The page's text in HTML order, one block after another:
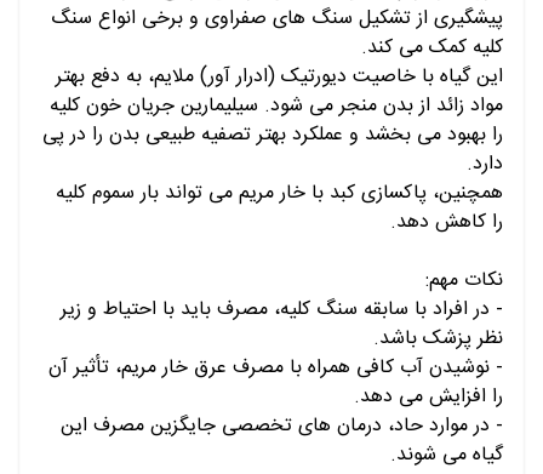
پیشگیری از تشکیل سنگ های صفراوی و برخی انواع سنگ
کلیه کمک می کند.
این گیاه با خاصیت دیورتیک (ادرار آور) ملایم، به دفع بهتر
مواد زائد از بدن منجر می شود. سیلیمارین جریان خون کلیه
را بهبود می بخشد و عملکرد بهتر تصفیه طبیعی بدن را در پی
دارد.
همچنین، پاکسازی کبد با خار مریم می تواند بار سموم کلیه
را کاهش دهد.
نکات مهم:
- در افراد با سابقه سنگ کلیه، مصرف باید با احتیاط و زیر
نظر پزشک باشد.
- نوشیدن آب کافی همراه با مصرف عرق خار مریم، تأثیر آن
را افزایش می دهد.
- در موارد حاد، درمان های تخصصی جایگزین مصرف این
گیاه می شوند.